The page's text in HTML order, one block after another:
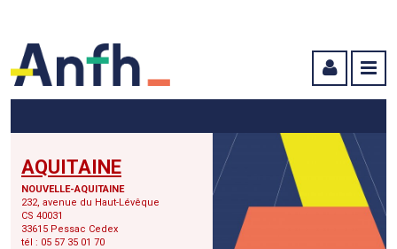
AQUITAINE
NOUVELLE-AQUITAINE
232, avenue du Haut-Lévêque
CS 40031
33615 Pessac Cedex
tél : 05 57 35 01 70